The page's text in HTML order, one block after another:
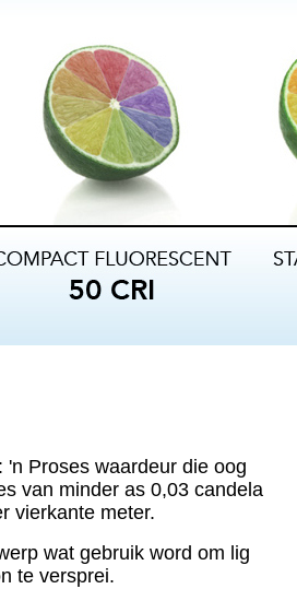
: 'n Proses waardeur die oog
van minder as 0,03 candela
vierkante meter.
wat gebruik word om lig
te versprei.